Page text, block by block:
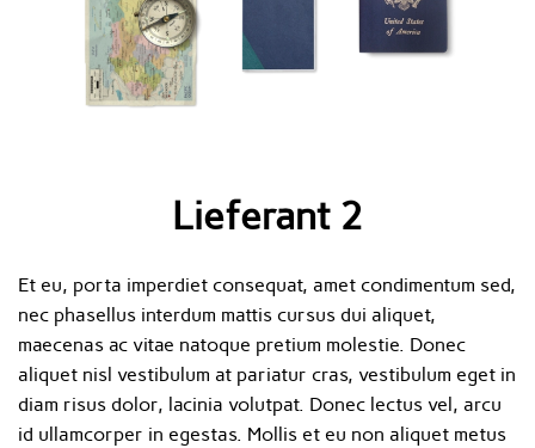
Lieferant 2
Et eu, porta imperdiet consequat, amet condimentum sed,
nec phasellus interdum mattis cursus dui aliquet,
maecenas ac vitae natoque pretium molestie. Donec
aliquet nisl vestibulum at pariatur cras, vestibulum eget in
diam risus dolor, lacinia volutpat. Donec lectus vel, arcu
id ullamcorper in egestas. Mollis et eu non aliquet metus